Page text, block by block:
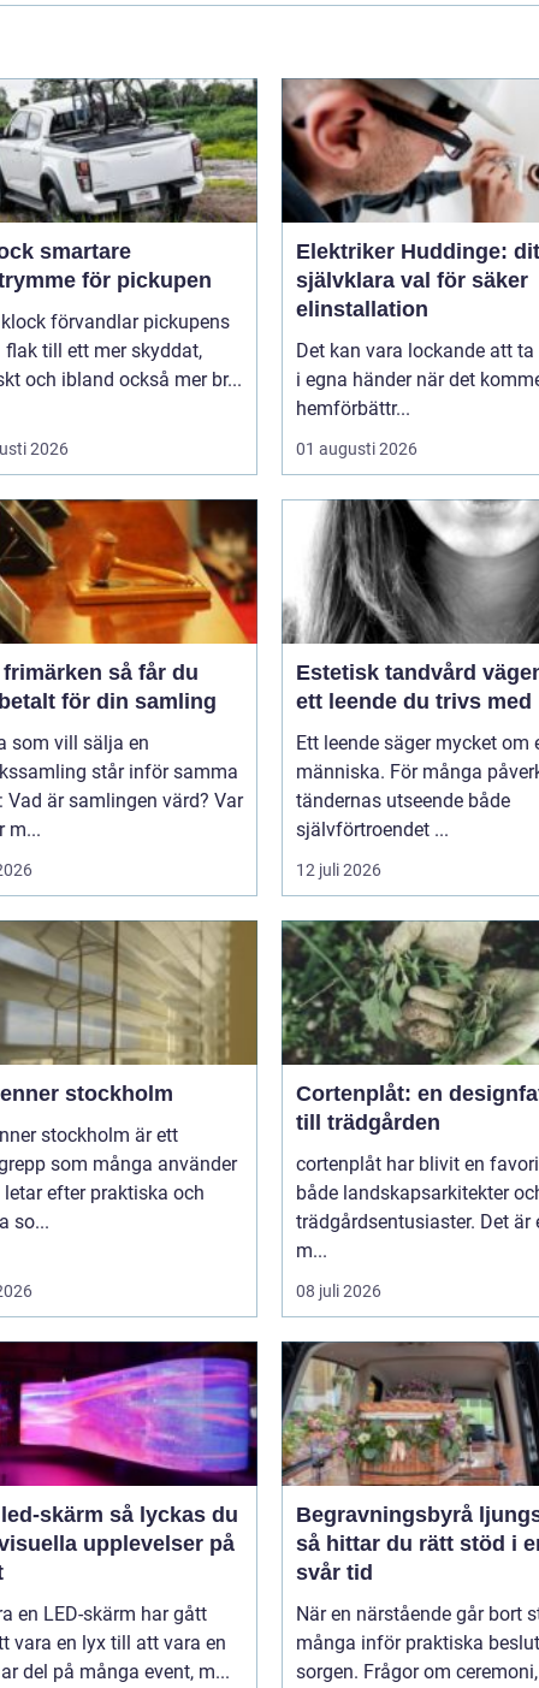
för pickupen
förvandlar pickupens
flak till ett mer skyddat,
och ibland också mer br...
2026
Elektriker Huddinge:
självklara val för säker
elinstallation
Det kan vara lockande att ta
i egna händer när det
hemförbättr...
01 augusti 2026
så får du
för din samling
som vill sälja en
står inför samma
Vad är samlingen värd? Var
m...
Estetisk tandvård vägen till
ett leende du trivs med
Ett leende säger mycket om
människa. För många
tändernas utseende både
självförtroendet ...
12 juli 2026
stockholm
stockholm är ett
som många använder
letar efter praktiska och
so...
Cortenplåt: en
till trädgården
cortenplåt har blivit en
både landskapsarkitekter
trädgårdsentusiaster. Det är
m...
08 juli 2026
så lyckas du
upplevelser på
en LED-skärm har gått
vara en lyx till att vara en
del på många event, m...
Begravningsbyrå
så hittar du rätt stöd i
svår tid
När en närstående går bort
många inför praktiska
sorgen. Frågor om